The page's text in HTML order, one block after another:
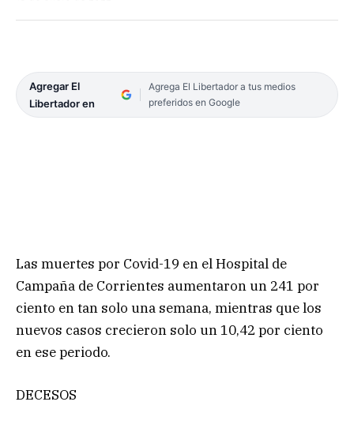
Agregar El
Libertador en
Agrega El Libertador a tus medios
preferidos en Google
Las muertes por Covid-19 en el Hospital de
Campaña de Corrientes aumentaron un 241 por
ciento en tan solo una semana, mientras que los
nuevos casos crecieron solo un 10,42 por ciento
en ese periodo.
DECESOS